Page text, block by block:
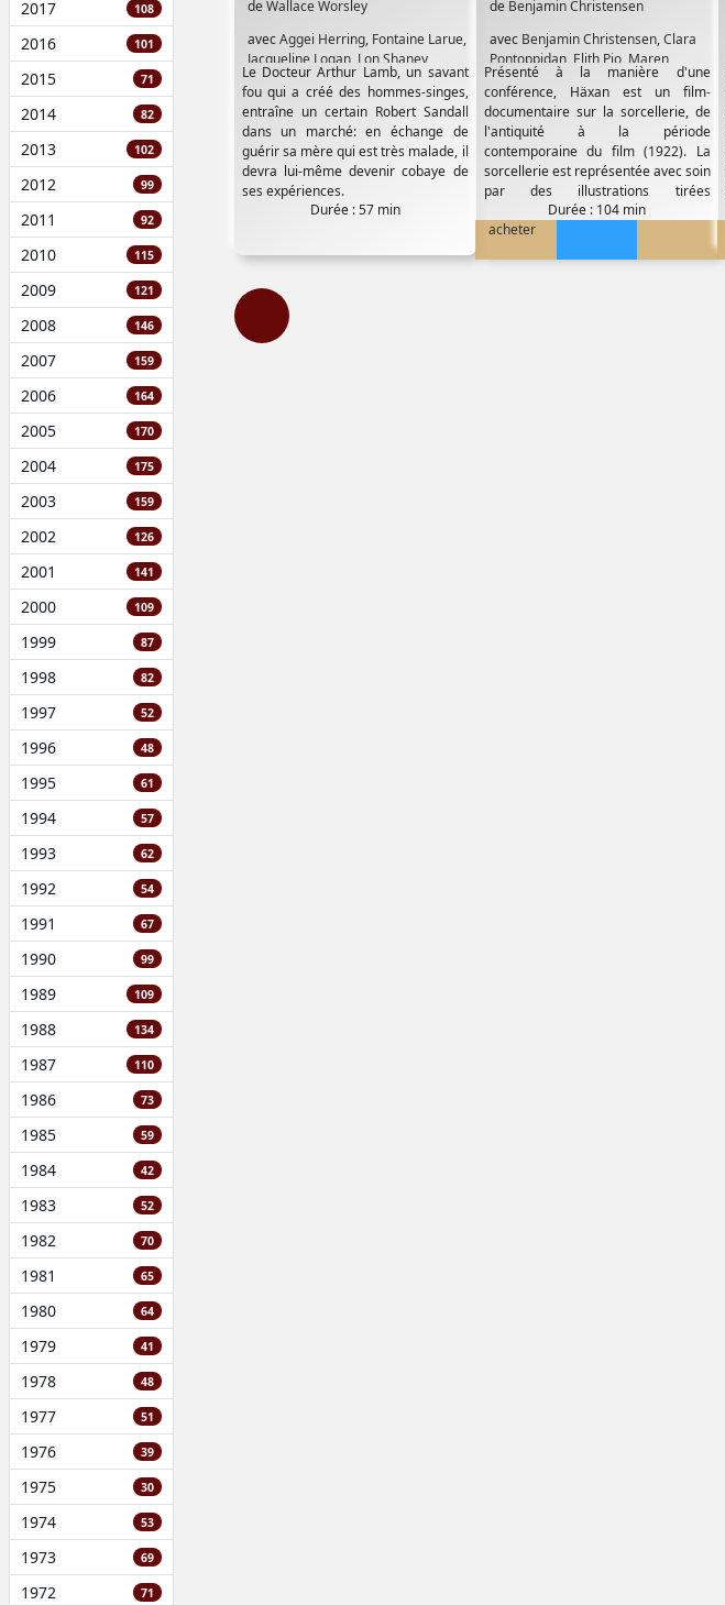
2017 108
2016 101
2015 71
2014 82
2013 102
2012 99
2011 92
2010 115
2009 121
2008 146
2007 159
2006 164
2005 170
2004 175
2003 159
2002 126
2001 141
2000 109
1999 87
1998 82
1997 52
1996 48
1995 61
1994 57
1993 62
1992 54
1991 67
1990 99
1989 109
1988 134
1987 110
1986 73
1985 59
1984 42
1983 52
1982 70
1981 65
1980 64
1979 41
1978 48
1977 51
1976 39
1975 30
1974 53
1973 69
1972 71
deWallace Worsley
avecAggei Herring, Fontaine Larue,
Jacqueline Logan, Lon Shaney,
Raymond Mc Kee, Virginia Madison,
Virginia True Bordman
Le Docteur Arthur Lamb, un savant
fou qui a créé des hommes-singes,
entraîne un certain Robert Sandall
dans un marché: en échange de
guérir sa mère qui est très malade, il
devra lui-même devenir cobaye de
ses expériences.
Durée : 57 min
de Benjamin Christensen
avec Benjamin Christensen,Clara
Pontoppidan, Elith Pio, Maren
Pedersen
Tora Teje
Présenté à la manière d'une
conférence, Häxan est un film-
documentaire sur la sorcellerie, de
l'antiquité à la période
contemporaine du film (1922). La
sorcellerie est représentée avec soin
par des illustrations tirées
d'ouvrages...Durée : 104 min
acheter